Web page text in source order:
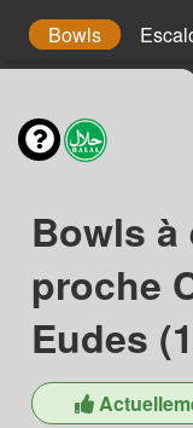
Bowls
Bowls
proche
Eudes